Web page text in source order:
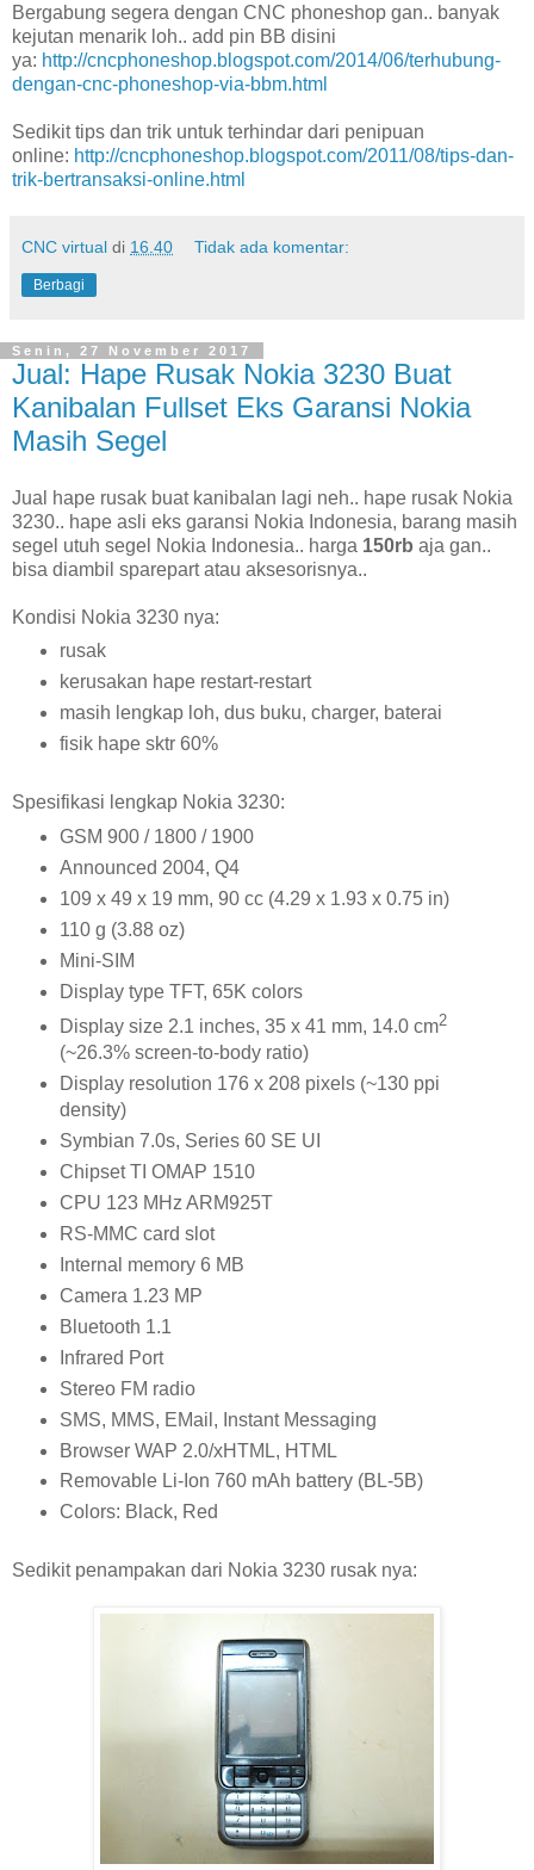
Bergabung segera dengan CNC phoneshop gan.. banyak
kejutan menarik loh.. add pin BB disini
ya: http://cncphoneshop.blogspot.com/2014/06/terhubung-
dengan-cnc-phoneshop-via-bbm.html
Sedikit tips dan trik untuk terhindar dari penipuan
online: http://cncphoneshop.blogspot.com/2011/08/tips-dan-
trik-bertransaksi-online.html
CNC virtual di 16.40 Tidak ada komentar:
Berbagi
Senin, 27 November 2017
Jual: Hape Rusak Nokia 3230 Buat
Kanibalan Fullset Eks Garansi Nokia
Masih Segel
Jual hape rusak buat kanibalan lagi neh.. hape rusak Nokia
3230.. hape asli eks garansi Nokia Indonesia, barang masih
segel utuh segel Nokia Indonesia.. harga 150rb aja gan..
bisa diambil sparepart atau aksesorisnya..
Kondisi Nokia 3230 nya:
rusak
kerusakan hape restart-restart
masih lengkap loh, dus buku, charger, baterai
fisik hape sktr 60%
Spesifikasi lengkap Nokia 3230:
GSM 900 / 1800 / 1900
Announced 2004, Q4
109 x 49 x 19 mm, 90 cc (4.29 x 1.93 x 0.75 in)
110 g (3.88 oz)
Mini-SIM
Display type TFT, 65K colors
Display size 2.1 inches, 35 x 41 mm, 14.0 cm2
(~26.3% screen-to-body ratio)
Display resolution 176 x 208 pixels (~130 ppi
density)
Symbian 7.0s, Series 60 SE UI
Chipset TI OMAP 1510
CPU 123 MHz ARM925T
RS-MMC card slot
Internal memory 6 MB
Camera 1.23 MP
Bluetooth 1.1
Infrared Port
Stereo FM radio
SMS, MMS, EMail, Instant Messaging
Browser WAP 2.0/xHTML, HTML
Removable Li-Ion 760 mAh battery (BL-5B)
Colors: Black, Red
Sedikit penampakan dari Nokia 3230 rusak nya: